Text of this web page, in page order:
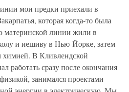
мои предки приехали в
которая когда-то была
линии жили в
и иешиву в Нью-Йорке, затем
химией. В Кливлендской
работать сразу после окончания
занимался проектами